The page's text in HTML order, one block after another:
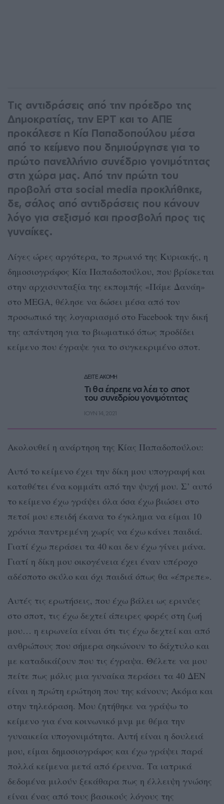
Τις αντιδράσεις από την πρόεδρο της
Δημοκρατίας, την ΕΡΤ και το ΑΠΕ
προκάλεσε η Κία Παπαδοπούλου μέσα
από το κείμενο που δημιούργησε για το
πρώτο πανελλήνιο συνέδριο γονιμότητας
στη χώρα μας. Από την πρώτη του
προβολή στα social media προκλήθηκε,
δε, σάλος από αντιδράσεις που κάνουν
λόγο για σεξισμό και προσβολή προς τις
γυναίκες.
Λίγες ώρες αργότερα, το πρωινό της Κυριακής, η
δημοσιογράφος Κία Παπαδοπούλου, που βρίσκεται
στην αρχισυνταξία της εκπομπής «Πάμε Δανάη»
στο MEGA, θέλησε να δώσει μέσα από τον
προσωπικό της λογαριασμό στο Facebook την δική
της απάντηση για το βιωματικό όπως προδίδει
κείμενο που έγραψε για το συγκεκριμένο σποτ.
ΔΕΙΤΕ ΑΚΟΜΗ
Τι θα έπρεπε να λέει το σποτ
του συνεδρίου γονιμότητας
ΙΟΥΝ 14, 2021
Ακολουθεί η ανάρτηση της Κίας Παπαδοπούλου:
Αυτό το κείμενο έχει την δίκη μου υπογραφή και
καταθέτει ένα κομμάτι από την ψυχή μου. Σ’ αυτό
το κείμενο έχω γράψει όλα όσα έχω βιώσει στο
πετσί μου επειδή έκανα το έγκλημα να είμαι 10
χρόνια παντρεμένη χωρίς να έχω κάνει παιδιά.
Γιατί έχω περάσει τα 40 και δεν έχω γίνει μάνα.
Γιατί η δίκη μου οικογένεια έχει έναν υπέροχο
αδέσποτο σκύλο και όχι παιδιά όπως θα «έπρεπε».
Αυτές τις ερωτήσεις, που έχω βάλει ως ερινύες
στο σποτ, τις έχω δεχτεί άπειρες φορές στη ζωή
μου… η ειρωνεία είναι ότι τις έχω δεχτεί και από
ανθρώπους που σήμερα σηκώνουν το δάχτυλο και
με καταδικάζουν που τις έγραψα. Θέλετε να μου
πείτε πως μόλις μια γυναίκα περάσει τα 40 ΔΕΝ
είναι η πρώτη ερώτηση που της κάνουν; Ακόμα και
στην τηλεόραση. Μου ζητήθηκε να γράψω το
κείμενο για ένα κοινωνικό μνμ με θέμα την
γυναικεία υπογονιμότητα. Αυτή είναι η δουλειά
μου, είμαι δημοσιογράφος και έχω γράψει παρά
πολλά κείμενα μετά από έρευνα. Τα ιατρικά
δεδομένα μιλούν ξεκάθαρα πως η έλλειψη γνώσης
είναι ένας από τους βασικούς λόγους της